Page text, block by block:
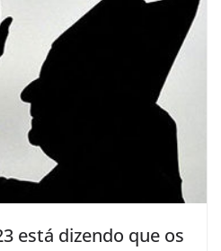
está dizendo que os